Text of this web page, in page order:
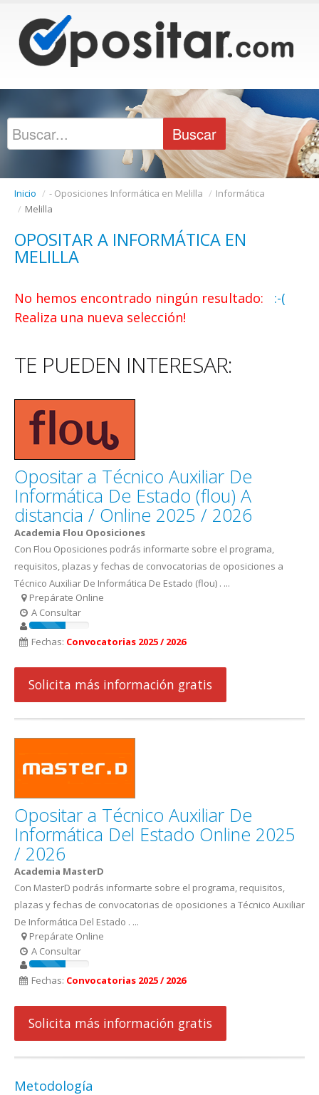
Inicio / - Oposiciones Informática en Melilla / Informática
/ Melilla
OPOSITAR A INFORMÁTICA EN
MELILLA
No hemos encontrado ningún resultado: :-(
Realiza una nueva selección!
TE PUEDEN INTERESAR:
Opositar a Técnico Auxiliar De
Informática De Estado (flou) A
distancia / Online 2025 / 2026
Academia Flou Oposiciones
Con Flou Oposiciones podrás informarte sobre el programa,
requisitos, plazas y fechas de convocatorias de oposiciones a
Técnico Auxiliar De Informática De Estado (flou) . ...
Prepárate Online
A Consultar
Fechas: Convocatorias 2025 / 2026
Solicita más información gratis
Opositar a Técnico Auxiliar De
Informática Del Estado Online 2025
/ 2026
Academia MasterD
Con MasterD podrás informarte sobre el programa, requisitos,
plazas y fechas de convocatorias de oposiciones a Técnico Auxiliar
De Informática Del Estado . ...
Prepárate Online
A Consultar
Fechas: Convocatorias 2025 / 2026
Solicita más información gratis
Metodología